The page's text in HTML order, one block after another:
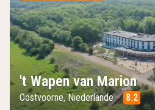
't Wapen van Marion
Oostvoorne, Niederlande 8.2